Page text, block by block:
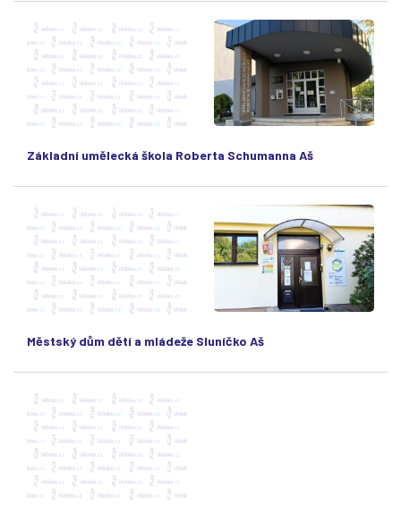
Základní umělecká škola Roberta Schumanna Aš
Městský dům dětí a mládeže Sluníčko Aš